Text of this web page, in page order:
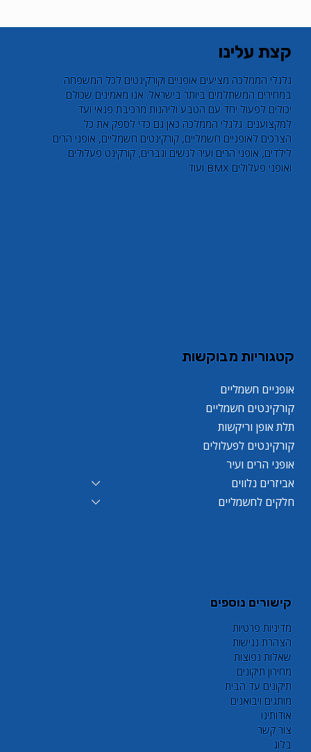
קצת עלינו
​גלגלי הממלכה מציעים אופניים וקורקינטים לכל המשפחה
במחירים המשתלמים ביותר בישראל. אנו מאמינים שכולם
יכולים לפעול יחד עם הטבע וליהנות מרכיבת פנאי ועד
למקצוענים. גלגלי הממלכה כאן גם כדי לספק את כל
הצרכים לאופניים חשמליים, קורקינטים חשמליים, אופני הרים
לילדים, אופני הרים ועיר לנשים וגברים, קורקינט פעלולים
ואופני פעלולים BMX ועוד
קישורים נוספים
מדיניות פרטיות
הצהרת נגישות
שאלות נפוצות
מחירון תיקונים
תיקונים עד הבית
מותגים ויבואנים
אודותינו
צור קשר
בלוג
קטגוריות מבוקשות
אופניים חשמליים
קורקינטים חשמליים
תלת אופן וריקשות
קורקינטים לפעלולים
אופני הרים ועיר
אביזרים נלווים
חלקים לחשמליים